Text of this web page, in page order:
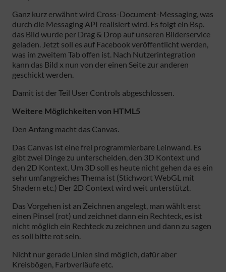
Ganz kurz erwähnt wird Cross-Document-Messaging, was
durch die Messaging API realisiert wird. Es folgt ein Bsp.
das Bild wurde per Drag & Drop auf unseren Bilderservice
geladen. Jetzt soll es auf Facebook veröffentlicht werden,
was im zweitem Tab offen ist. Nach Nutzerintegration
kann das Bild x nun von der einen Seite zur anderen
geschickt werden.
Damit ist der Teil User Controls abgeschlossen.
Weitere Möglichkeiten von HTML5
Den Anfang macht das Canvas.
Das Canvas ist eine frei programmierbare Leinwand. Es
gibt zwei Dinge zu unterscheiden, den 3D Kontext und
den 2D Kontext. Um 3D soll es heute nicht gehen da es ein
sehr umfangreiches Thema ist (Stichwort WebGL mit
Shadern etc.) Der 2D Context wird weit unterstützt.
Das Vorgehen ist an Zeichnen angelegt, man wählt erst
einen Pinsel (rot) und zeichnet dann ein Rechteck, es ist
nicht möglich ein Rechteck zu zeichnen und dann zu sagen
es soll bitte rot sein.
Nicht nur gerade Linien sind möglich, dafür aber
Kreisbögen, Farbverläufe etc.